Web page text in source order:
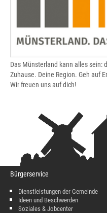
Das Münsterland kann alles sein:
Zuhause. Deine Region. Geh auf
Wir freuen uns auf dich!
Bürgerservice
Dienstleistungen der Gemeinde
Ideen und Beschwerden
Soziales & Jobcenter